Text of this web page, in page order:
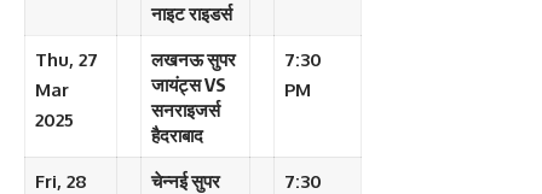
नाइट राइडर्स
Thu, 27
Mar
2025
लखनऊ सुपर
जायंट्स VS
सनराइजर्स
हैदराबाद
7:30
PM
Fri, 28
चेन्नई सुपर
7:30